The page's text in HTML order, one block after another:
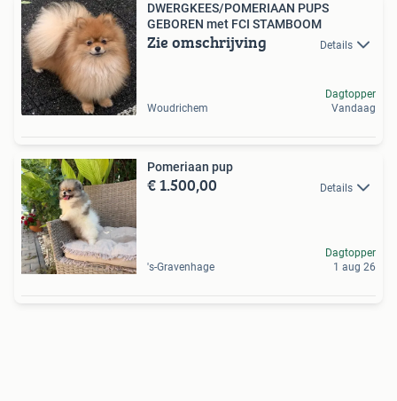
DWERGKEES/POMERIAAN PUPS
GEBOREN met FCI STAMBOOM
Zie omschrijving Details
Woudrichem
Dagtopper
Vandaag
Pomeriaan pup
€ 1.500,00 Details
's-Gravenhage
Dagtopper
1 aug 26